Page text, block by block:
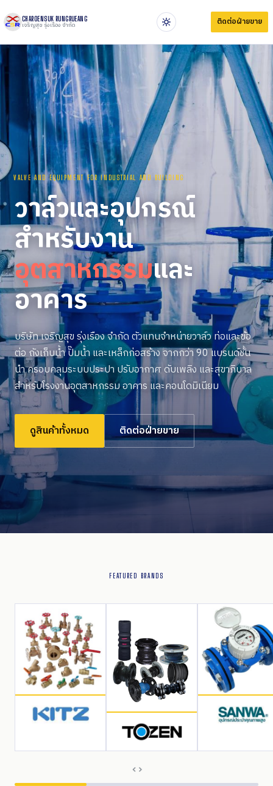
CHAROENSUK RUNGRUEANG
เจริญสุข รุ่งเรือง จำกัด ติดต่อฝ่ายขาย
VALVE AND EQUIPMENT FOR INDUSTRIAL AND BUILDING
วาล์วและอุปกรณ์
สำหรับงาน
อุตสาหกรรมและ
อาคาร
บริษัท เจริญสุข รุ่งเรือง จำกัด ตัวแทนจำหน่ายวาล์ว ท่อและข้อ
ต่อ ถังเก็บน้ำ ปั๊มน้ำ และเหล็กก่อสร้าง จากกว่า 90 แบรนด์ชั้น
นำ ครอบคลุมระบบประปา ปรับอากาศ ดับเพลิง และสุขาภิบาล
สำหรับโรงงานอุตสาหกรรม อาคาร และคอนโดมิเนียม
ดูสินค้าทั้งหมด ติดต่อฝ่ายขาย
FEATURED BRANDS